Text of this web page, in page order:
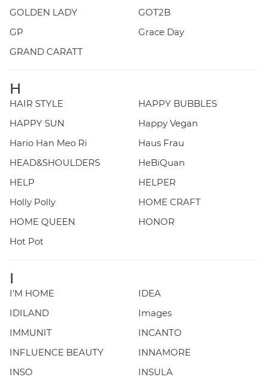
GOLDEN LADY
GOT2B
GP
Grace Day
GRAND CARATT
H
HAIR STYLE
HAPPY BUBBLES
HAPPY SUN
Happy Vegan
Hario Han Meo Ri
Haus Frau
HEAD&SHOULDERS
HeBiQuan
HELP
HELPER
Holly Polly
HOME CRAFT
HOME QUEEN
HONOR
Hot Pot
I
I'M HOME
IDEA
IDILAND
Images
IMMUNIT
INCANTO
INFLUENCE BEAUTY
INNAMORE
INSO
INSULA